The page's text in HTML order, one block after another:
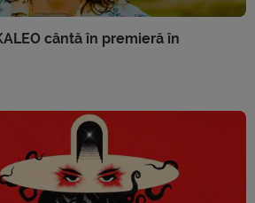
cântă în premieră în